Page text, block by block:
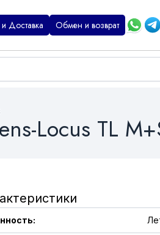
Доставка Обмен и возврат
Locus TL
: